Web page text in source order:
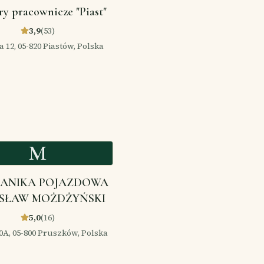
pracownicze "Piast"
3,9(53)
12, 05-820 Piastów, Polska
M
POJAZDOWA
MOŻDŻYŃSKI
5,0(16)
05-800 Pruszków, Polska